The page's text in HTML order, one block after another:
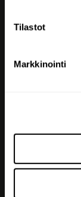
Tilastot
Markkinointi
Jätä